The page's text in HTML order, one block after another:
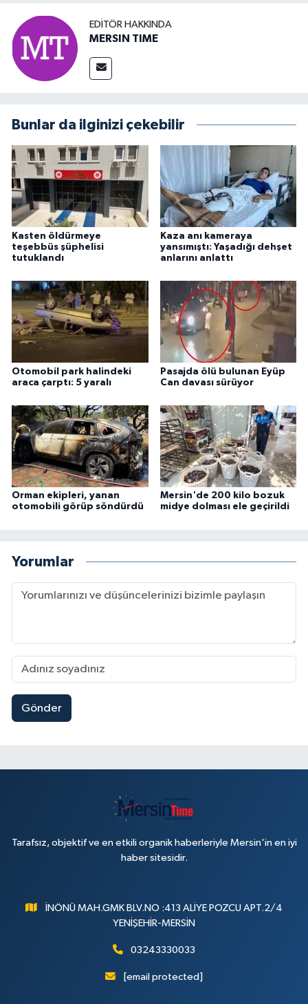
EDITÖR HAKKINDA
MERSIN TIME
Bunlar da ilginizi çekebilir
Kasten öldürmeye
teşebbüs şüphelisi
tutuklandı
Kaza anı kameraya
yansımıştı: Yaşadığı dehşet
anlarını anlattı
Otomobil park halindeki
araca çarptı: 5 yaralı
Pasajda ölü bulunan Eyüp
Can davası sürüyor
Orman ekipleri, yanan
otomobili görüp söndürdü
Mersin'de 200 kilo bozuk
midye dolması ele geçirildi
Yorumlar
Gönder
Tarafsız, objektif ve en etkili organik haberleriyle Mersin'in en iyi
haber sitesidir.
İNÖNÜ MAH.GMK BLV.NO :413 ALİYE POZCU APT.2/4
YENİŞEHİR-MERSİN
03243330033
[email protected]